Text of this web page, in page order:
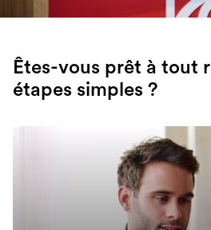
Êtes-vous prêt à tout
étapes simples ?